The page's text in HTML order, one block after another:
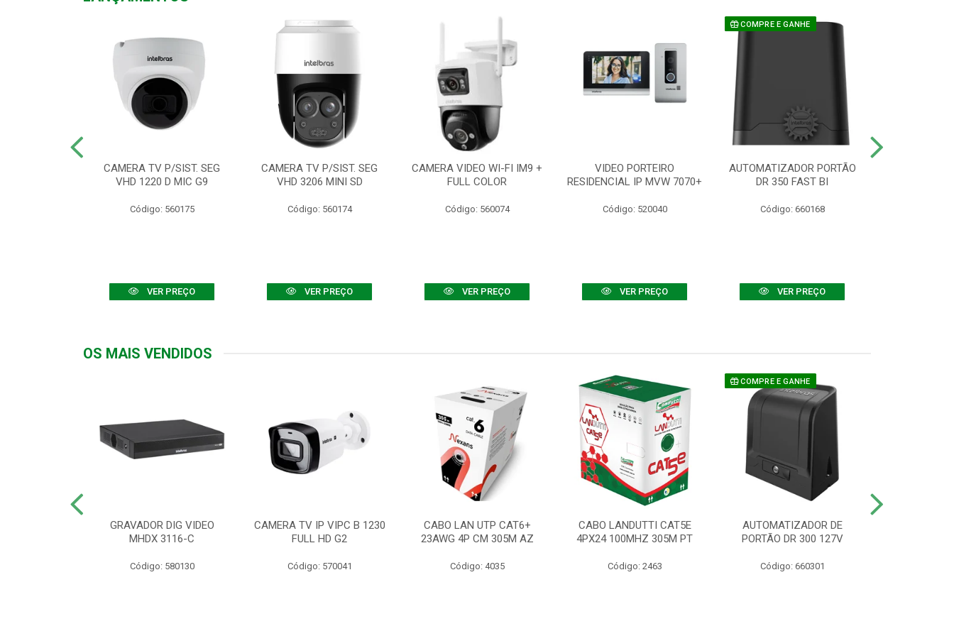
CAMERA TV P/SIST. SEG
VHD 1220 D MIC G9
Código: 560175
VER PREÇO
CAMERA TV P/SIST. SEG
VHD 3206 MINI SD
Código: 560174
VER PREÇO
CAMERA VIDEO WI-FI IM9 +
FULL COLOR
Código: 560074
VER PREÇO
VIDEO PORTEIRO
RESIDENCIAL IP MVW 7070+
Código: 520040
VER PREÇO
COMPRE E GANHE
AUTOMATIZADOR PORTÃO
DR 350 FAST BI
Código: 660168
VER PREÇO
OS MAIS VENDIDOS
GRAVADOR DIG VIDEO
MHDX 3116-C
Código: 580130
CAMERA TV IP VIPC B 1230
FULL HD G2
Código: 570041
CABO LAN UTP CAT6+
23AWG 4P CM 305M AZ
Código: 4035
CABO LANDUTTI CAT5E
4PX24 100MHZ 305M PT
Código: 2463
COMPRE E GANHE
AUTOMATIZADOR DE
PORTÃO DR 300 127V
Código: 660301